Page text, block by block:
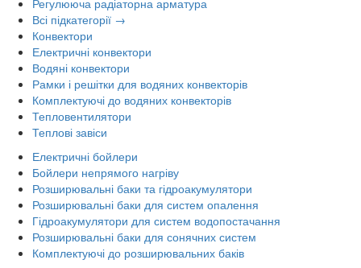
Регулююча радіаторна арматура
Всі підкатегорії →
Конвектори
Електричні конвектори
Водяні конвектори
Рамки і решітки для водяних конвекторів
Комплектуючі до водяних конвекторів
Тепловентилятори
Теплові завіси
Електричні бойлери
Бойлери непрямого нагріву
Розширювальні баки та гідроакумулятори
Розширювальні баки для систем опалення
Гідроакумулятори для систем водопостачання
Розширювальні баки для сонячних систем
Комплектуючі до розширювальних баків